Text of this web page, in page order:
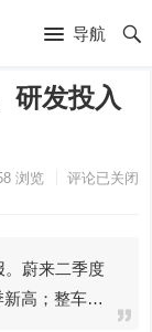
导航
研发投入
浏览 评论已关闭
蔚来二季度
新高；整车…